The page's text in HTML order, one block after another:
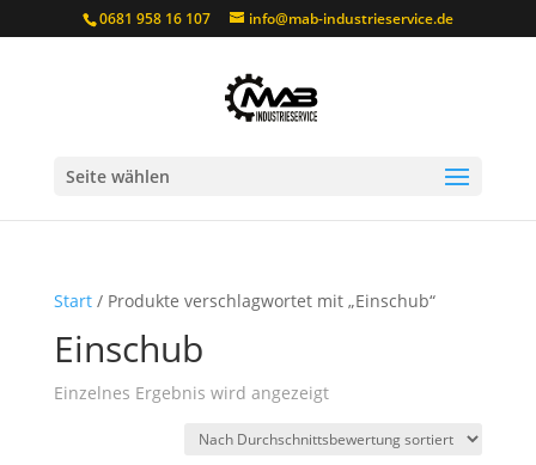
0681 958 16 107 info@mab-industrieservice.de
Seite wählen
Start/ Produkte verschlagwortet mit „Einschub“
Einschub
Einzelnes Ergebnis wird angezeigt